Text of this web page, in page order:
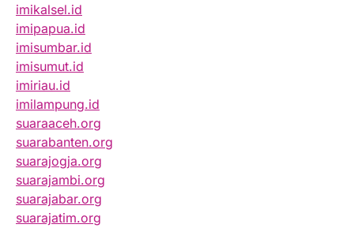
imikalsel.id
imipapua.id
imisumbar.id
imisumut.id
imiriau.id
imilampung.id
suaraaceh.org
suarabanten.org
suarajogja.org
suarajambi.org
suarajabar.org
suarajatim.org